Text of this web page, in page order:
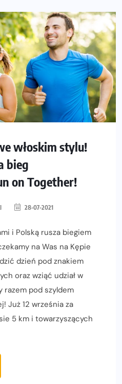
włoskim stylu!
bieg
on Together!
28-07-2021
i Polską rusza biegiem
na Was na Kępie
dzień pod znakiem
oraz wziąć udział w
razem pod szyldem
Już 12 września za
5 km i towarzyszących